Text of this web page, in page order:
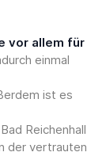
vor allem für
einmal
ist es
Reichenhall
der vertrauten